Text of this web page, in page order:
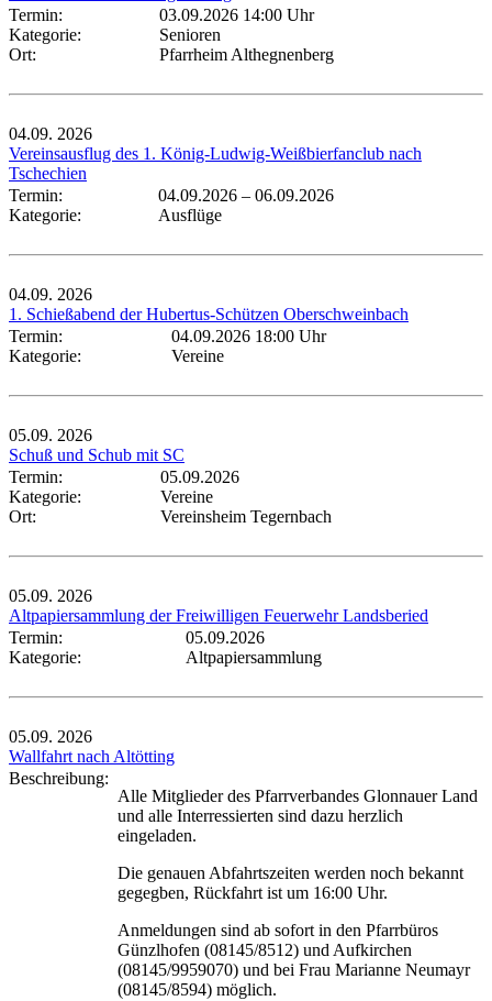
Termin:
03.09.2026 14:00 Uhr
Kategorie:
Senioren
Ort:
Pfarrheim Althegnenberg
04.09. 2026
Vereinsausflug des 1. König-Ludwig-Weißbierfanclub nach
Tschechien
Termin:
04.09.2026 – 06.09.2026
Kategorie:
Ausflüge
04.09. 2026
1. Schießabend der Hubertus-Schützen Oberschweinbach
Termin:
04.09.2026 18:00 Uhr
Kategorie:
Vereine
05.09. 2026
Schuß und Schub mit SC
Termin:
05.09.2026
Kategorie:
Vereine
Ort:
Vereinsheim Tegernbach
05.09. 2026
Altpapiersammlung der Freiwilligen Feuerwehr Landsberied
Termin:
05.09.2026
Kategorie:
Altpapiersammlung
05.09. 2026
Wallfahrt nach Altötting
Beschreibung:
Alle Mitglieder des Pfarrverbandes Glonnauer Land
und alle Interressierten sind dazu herzlich
eingeladen.
Die genauen Abfahrtszeiten werden noch bekannt
gegegben, Rückfahrt ist um 16:00 Uhr.
Anmeldungen sind ab sofort in den Pfarrbüros
Günzlhofen (08145/8512) und Aufkirchen
(08145/9959070) und bei Frau Marianne Neumayr
(08145/8594) möglich.